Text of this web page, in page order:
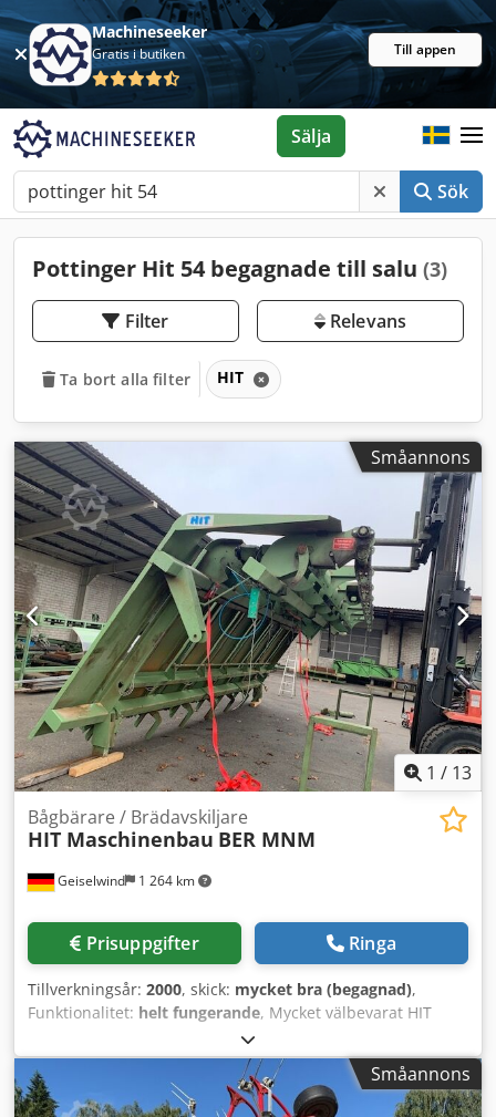
Machineseeker
Gratis i butiken Till appen
Sök
Sälja
Pottinger Hit 54 begagnade till salu (3)
Filter Relevans
Ta bort alla filter HIT
Småannons
1 / 13
Geiselwind 1 264 km
Bågbärare / Brädavskiljare
HIT Maschinenbau BER MNM
Prisuppgifter Ringa
Tillverkningsår: 2000, skick: mycket bra (begagnad),
Funktionalitet: helt fungerande, Mycket välbevarat HIT
bågtransportör / Bräd- eller modellseparator, robust
konstruktion, transporthöjd ca 3,0 m. Brädlängd upp till
6,5 m. Robust kedja med ribbtransportör 6x2, 2 par.
Inbyggd plan rullbana. Överlämningstransportör
Småannons